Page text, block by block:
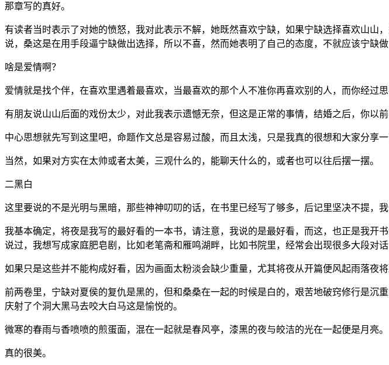
那章写的真好。
有读者当时表示了对她的愤怒，我对此表示不解，她既然喜欢宁缺，如果宁缺选择喜欢山
说，桑这是在用手段逼宁缺做出选择，所以不喜，然而她表明了自己的态度，不就应该宁缺做
啥是爱情啊？
爱情就是找个伴，在喜欢里遇着最喜欢，当最喜欢的那个人不准你再喜欢别的人，而你经过
有朋友说山山后面的戏份太少，对此我表示遗憾无奈，但这是正常的事情，结婚之后，你以
中心思想就先写到这里吧，命题作文总是容易过酸，而且太浅，只是我真的很想和大家分享
当然，如果对方实在太帅或者太美，三观什么的，能聊天什么的，或者也可以往后摆一摆。
二黑白
这里要说的不是光明与黑暗，那些神神叨叨的话，在书里已经写了够多，后记里坚决不提，我
我基本确定，将夜是我写的最好看的一本书，请注意，我说的是最好看，而这，也正是我
说过，我想写成家庭肥皂剧，比如老笔斋和雁鸣湖畔，比如书院里，经常会出现很多大段对
如果只是这些并不能构成好看，因为画面太粉淡会缺少重量，尤其将夜从开篇便风起雨落夜
前两卷里，宁缺对夏侯的复仇是黑的，但和桑桑在一起的时候是白的，艰苦地破窍修行是
庆射了个洞大黑马去咬大白马这是愉悦的。
微寒的春雨与香喷喷的煎蛋面，混在一起就是春风亭，漆黑的夜与皎洁的光在一起便是月亮。
真的很美。